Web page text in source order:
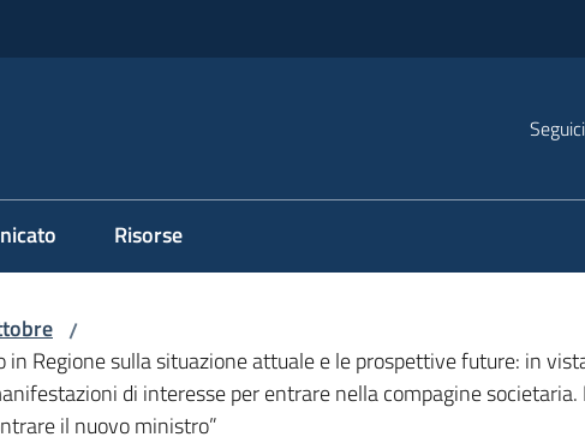
Risorse
/
Regione sulla situazione attuale e le prospettive future: in
di interesse per entrare nella compagine societaria.
il nuovo ministro”